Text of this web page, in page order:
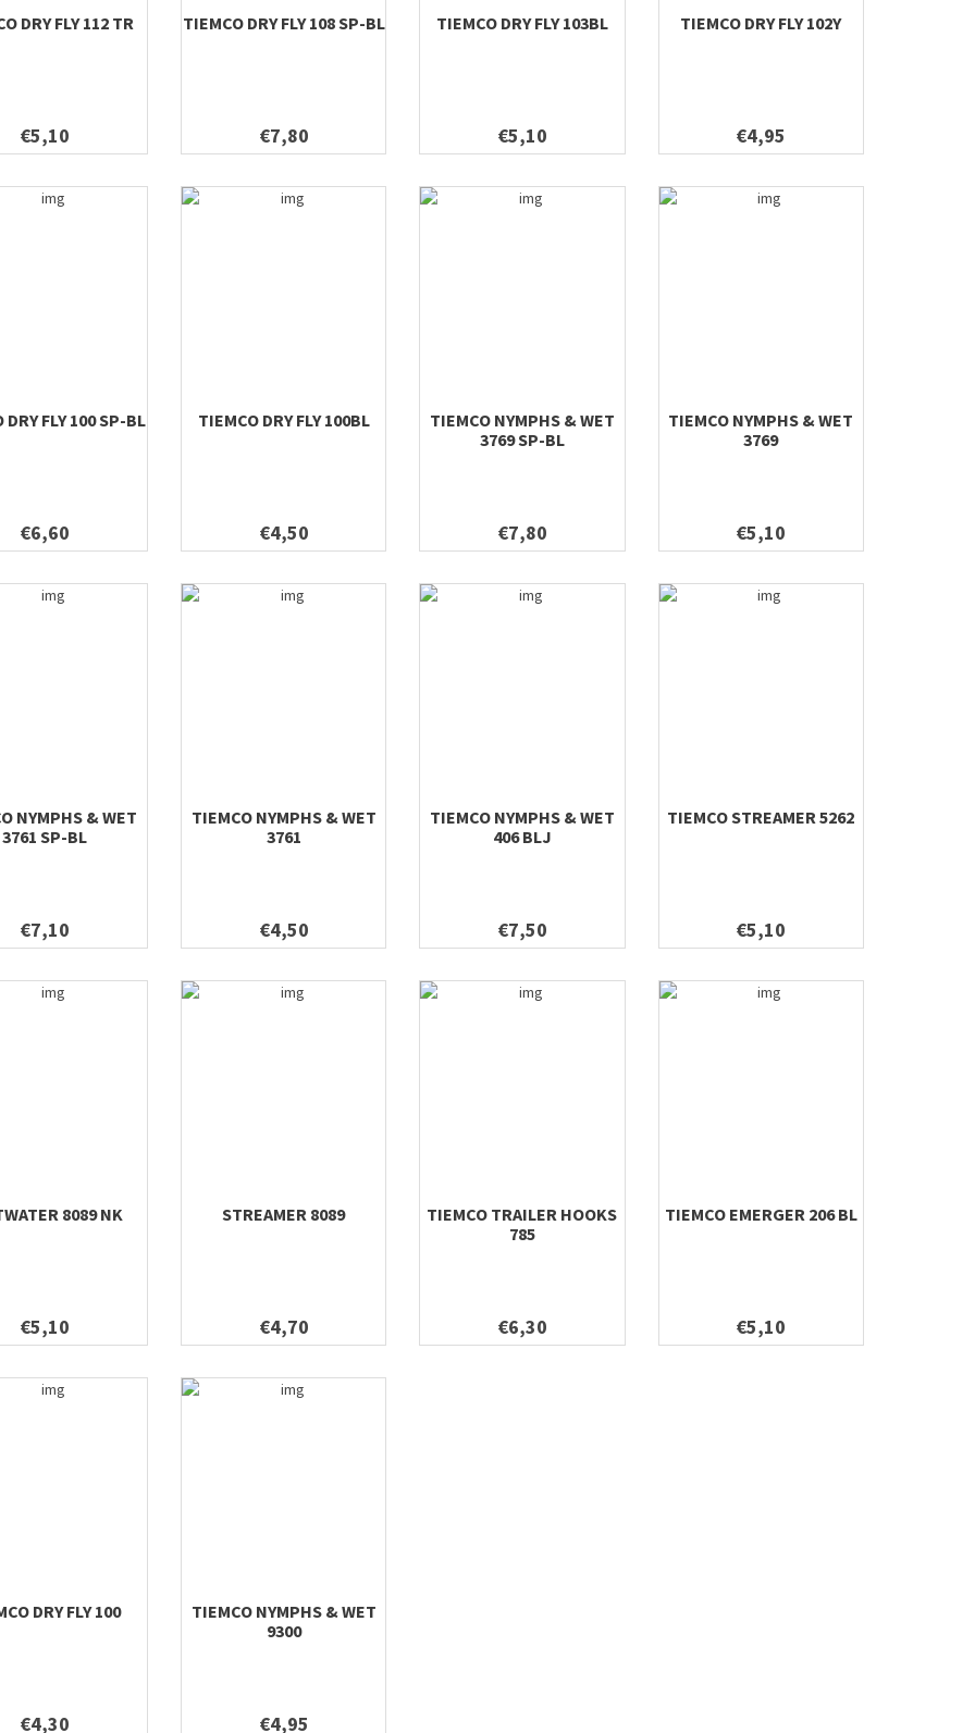
DRY FLY 112 TR
€5,10
TIEMCO DRY FLY 108 SP-BL
€7,80
TIEMCO DRY FLY 103BL
€5,10
TIEMCO DRY FLY 102Y
€4,95
DRY FLY 100 SP-BL
€6,60
TIEMCO DRY FLY 100BL
€4,50
TIEMCO NYMPHS & WET
3769 SP-BL
€7,80
TIEMCO NYMPHS & WET
3769
€5,10
NYMPHS & WET
3761 SP-BL
€7,10
TIEMCO NYMPHS & WET
3761
€4,50
TIEMCO NYMPHS & WET
406 BLJ
€7,50
TIEMCO STREAMER 5262
€5,10
8089 NK
€5,10
STREAMER 8089
€4,70
TIEMCO TRAILER HOOKS
785
€6,30
TIEMCO EMERGER 206 BL
€5,10
DRY FLY 100
€4,30
TIEMCO NYMPHS & WET
9300
€4,95